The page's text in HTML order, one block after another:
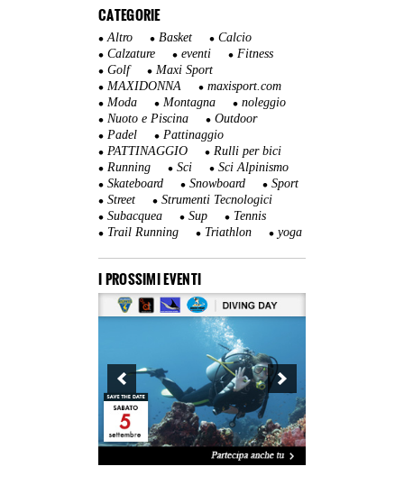
CATEGORIE
Altro Basket
Calcio
Calzature
eventi
Fitness
Golf
Maxi Sport
MAXIDONNA
maxisport.com
Moda
Montagna
noleggio
Nuoto e Piscina
Outdoor
Padel
Pattinaggio
PATTINAGGIO
Rulli per bici
Running
Sci
Sci Alpinismo
Skateboard
Snowboard
Sport
Street
Strumenti Tecnologici
Subacquea
Sup
Tennis
Trail Running
Triathlon yoga
I PROSSIMI EVENTI